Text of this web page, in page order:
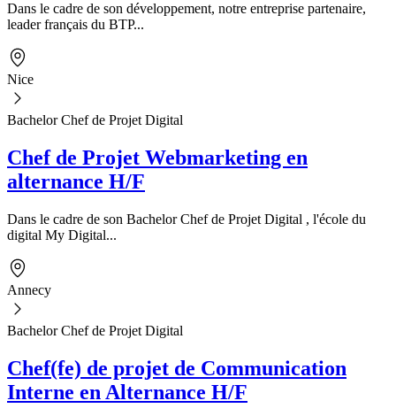
Dans le cadre de son développement, notre entreprise partenaire,
leader français du BTP...
Nice
Bachelor Chef de Projet Digital
Chef de Projet Webmarketing en
alternance H/F
Dans le cadre de son Bachelor Chef de Projet Digital , l'école du
digital My Digital...
Annecy
Bachelor Chef de Projet Digital
Chef(fe) de projet de Communication
Interne en Alternance H/F